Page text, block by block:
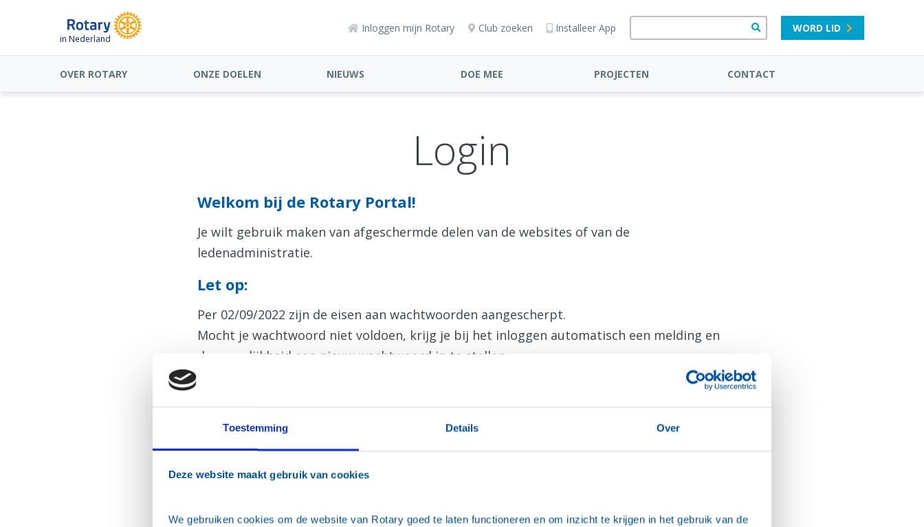
Toestemming Details Over
Deze website maakt gebruik van cookies
We gebruiken cookies om de website van Rotary goed te laten functioneren en om inzicht te krijgen in het gebruik van de
in Nederland
Inloggen mijn Rotary Club zoeken Installeer App WORD LID
OVER ROTARY ONZE DOELEN NIEUWS DOE MEE PROJECTEN CONTACT
Login
Welkom bij de Rotary Portal!
Je wilt gebruik maken van afgeschermde delen van de websites of van de
ledenadministratie.
Let op:
Per 02/09/2022 zijn de eisen aan wachtwoorden aangescherpt.
Mocht je wachtwoord niet voldoen, krijg je bij het inloggen automatisch een melding en
de mogelijkheid een nieuw wachtwoord in te stellen.
Dit is mijn privécomputer, onthoud mijn login (je blijft maximaal 30 dagen ingelogd)